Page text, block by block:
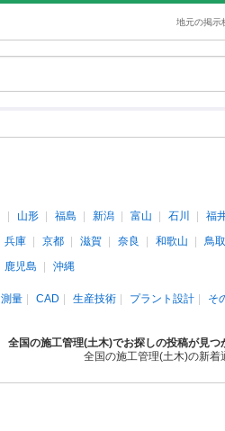
地元の掲示
山形 福島 新潟 富山 石川 福
兵庫 京都 滋賀 奈良 和歌山 鳥取
鹿児島 沖縄
測量 CAD 生産技術 プラント設計 そ
全国の施工管理(土木)でお探しの投稿が見つ
全国の施工管理(土木)の新着